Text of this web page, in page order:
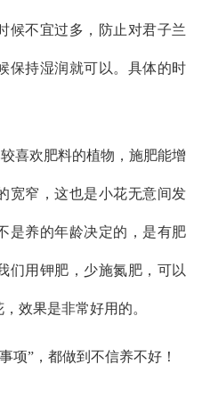
候不宜过多，防止对君子兰
保持湿润就可以。具体的时
喜欢肥料的植物，施肥能增
宽窄，这也是小花无意间发
是养的年龄决定的，是有肥
们用钾肥，少施氮肥，可以
效果是非常好用的。